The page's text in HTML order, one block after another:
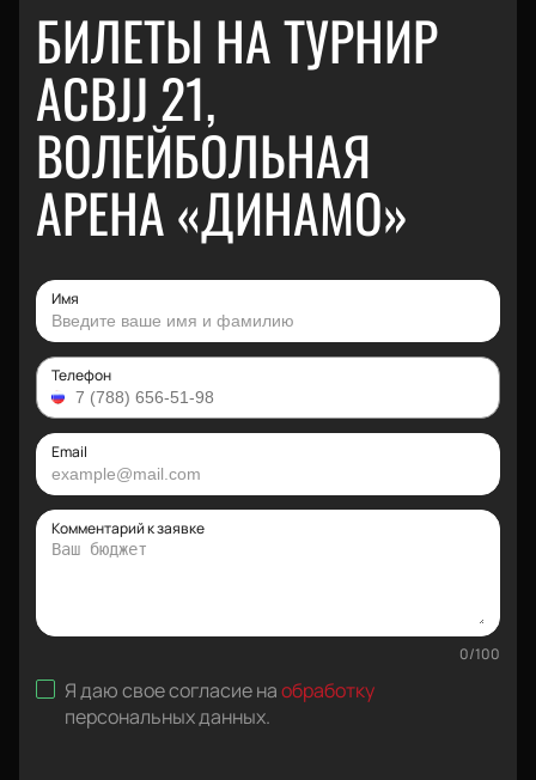
БИЛЕТЫ НА ТУРНИР
ACBJJ 21,
ВОЛЕЙБОЛЬНАЯ
АРЕНА «ДИНАМО»
Имя
Телефон
Email
Комментарий к заявке
0/100
Я даю свое согласие наобработку
персональных данных.